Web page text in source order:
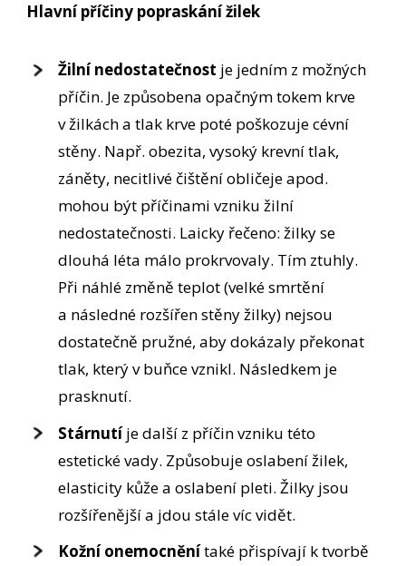
Hlavní příčiny popraskání žilek
Žilní nedostatečnost je jedním z možných
příčin. Je způsobena opačným tokem krve
v žilkách a tlak krve poté poškozuje cévní
stěny. Např. obezita, vysoký krevní tlak,
záněty, necitlivé čištění obličeje apod.
mohou být příčinami vzniku žilní
nedostatečnosti. Laicky řečeno: žilky se
dlouhá léta málo prokrvovaly. Tím ztuhly.
Při náhlé změně teplot (velké smrtění
a následné rozšířen stěny žilky) nejsou
dostatečně pružné, aby dokázaly překonat
tlak, který v buňce vznikl. Následkem je
prasknutí.
Stárnutíje další z příčin vzniku této
estetické vady. Způsobuje oslabení žilek,
elasticity kůže a oslabení pleti. Žilky jsou
rozšířenější a jdou stále víc vidět.
Kožní onemocněnítaké přispívají k tvorbě